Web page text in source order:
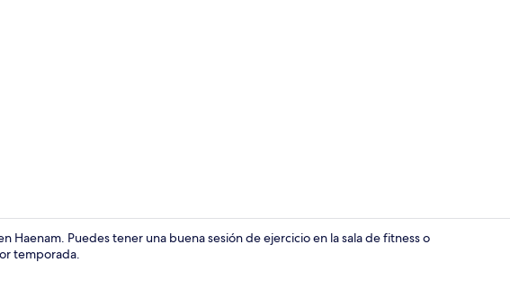
Haenam. Puedes tener una buena sesión de ejercicio en la sala de fitness o
temporada.